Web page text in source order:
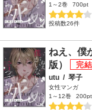
1～2巻
700pt
投稿数26件
ねえ、僕
版）
utu / 琴子
女性マンガ
1～12巻
200pt